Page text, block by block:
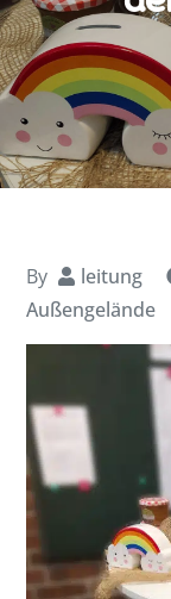
By leitung
Außengelände